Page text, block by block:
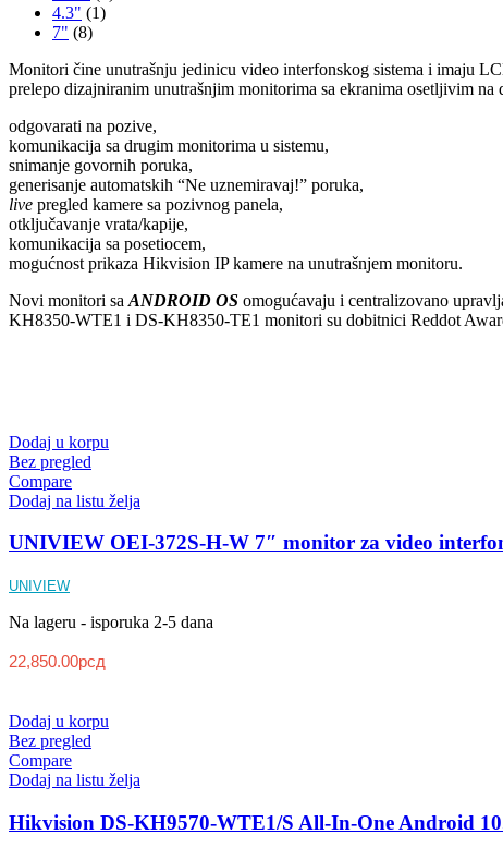
4.3" (1)
7" (8)
Monitori čine unutrašnju jedinicu video interfonskog sistema i imaju
prelepo dizajniranim unutrašnjim monitorima sa ekranima osetljivim
odgovarati na pozive,
komunikacija sa drugim monitorima u sistemu,
snimanje govornih poruka,
generisanje automatskih “Ne uznemiravaj!” poruka,
live pregled kamere sa pozivnog panela,
otključavanje vrata/kapije,
komunikacija sa posetiocem,
mogućnost prikaza Hikvision IP kamere na unutrašnjem monitoru.
Novi monitori sa ANDROID OS omogućavaju i centralizovano
KH8350-WTE1 i DS-KH8350-TE1 monitori su dobitnici Reddot
Dodaj u korpu
Bez pregled
Compare
Dodaj na listu želja
UNIVIEW OEI-372S-H-W 7″ monitor za video
UNIVIEW
Na lageru - isporuka 2-5 dana
22,850.00рсд
Dodaj u korpu
Bez pregled
Compare
Dodaj na listu želja
Hikvision DS-KH9570-WTE1/S All-In-One Android